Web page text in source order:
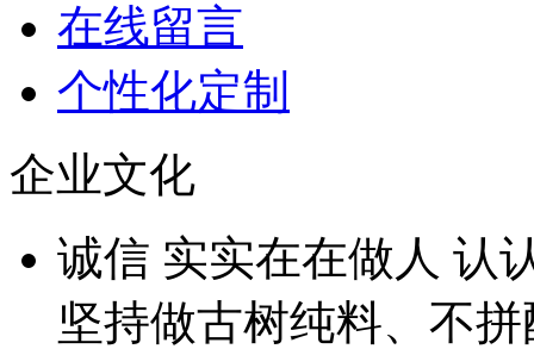
在线留言
个性化定制
企业文化
诚信 实实在在做人 认
坚持做古树纯料、不拼